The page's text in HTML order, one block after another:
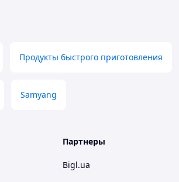
Продукты быстрого приготовления
Samyang
Партнеры
Bigl.ua